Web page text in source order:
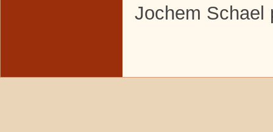
Jochem Schael